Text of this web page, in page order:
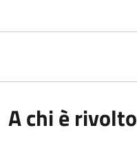
A chi è rivolto